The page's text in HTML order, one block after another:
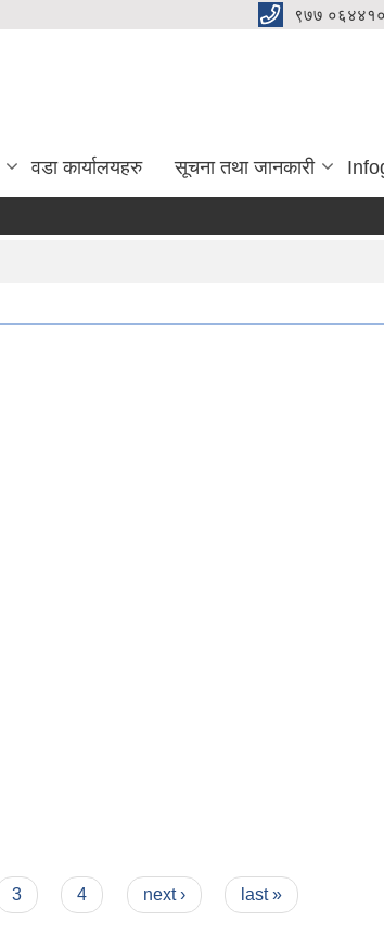
९७७
वडा कार्यालयहरु सूचना तथा जानकारी
3 4 next › last »